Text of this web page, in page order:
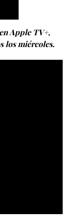
Apple TV+,
los miércoles.